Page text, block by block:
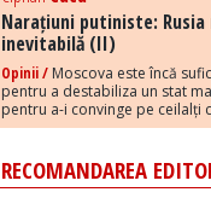
Narațiuni putiniste: Rusia
inevitabilă (II)
Opinii / Moscova este încă
pentru a destabiliza un stat
pentru a-i convinge pe ceilalți
RECOMANDAREA